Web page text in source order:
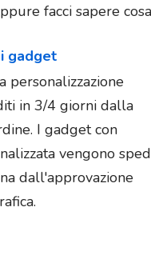
facci sapere
gadget
personalizzazione
in 3/4 giorni dalla
I gadget con
vengono
dall'approvazione